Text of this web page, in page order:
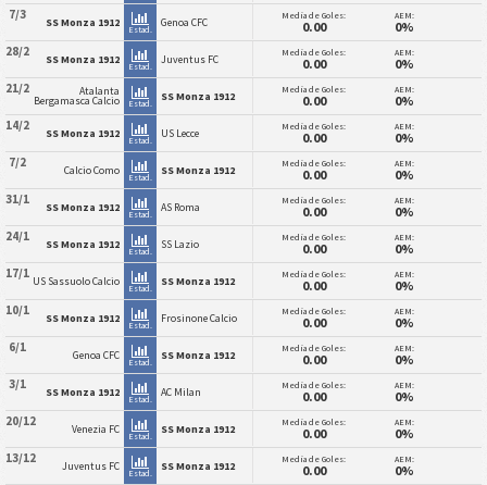
7/3 SS Monza 1912
Estad.
Genoa CFC Media de Goles:
0.00
AEM:
0%
28/2 SS Monza 1912
Estad.
Juventus FC Media de Goles:
0.00
AEM:
0%
21/2 Atalanta
Bergamasca Calcio Estad.
SS Monza 1912 Media de Goles:
0.00
AEM:
0%
14/2 SS Monza 1912
Estad.
US Lecce Media de Goles:
0.00
AEM:
0%
7/2 Calcio Como
Estad.
SS Monza 1912 Media de Goles:
0.00
AEM:
0%
31/1 SS Monza 1912
Estad.
AS Roma Media de Goles:
0.00
AEM:
0%
24/1 SS Monza 1912
Estad.
SS Lazio Media de Goles:
0.00
AEM:
0%
17/1 US Sassuolo Calcio
Estad.
SS Monza 1912 Media de Goles:
0.00
AEM:
0%
10/1 SS Monza 1912
Estad.
Frosinone Calcio Media de Goles:
0.00
AEM:
0%
6/1 Genoa CFC
Estad.
SS Monza 1912 Media de Goles:
0.00
AEM:
0%
3/1 SS Monza 1912
Estad.
AC Milan Media de Goles:
0.00
AEM:
0%
20/12 Venezia FC
Estad.
SS Monza 1912 Media de Goles:
0.00
AEM:
0%
13/12 Juventus FC
Estad.
SS Monza 1912 Media de Goles:
0.00
AEM:
0%